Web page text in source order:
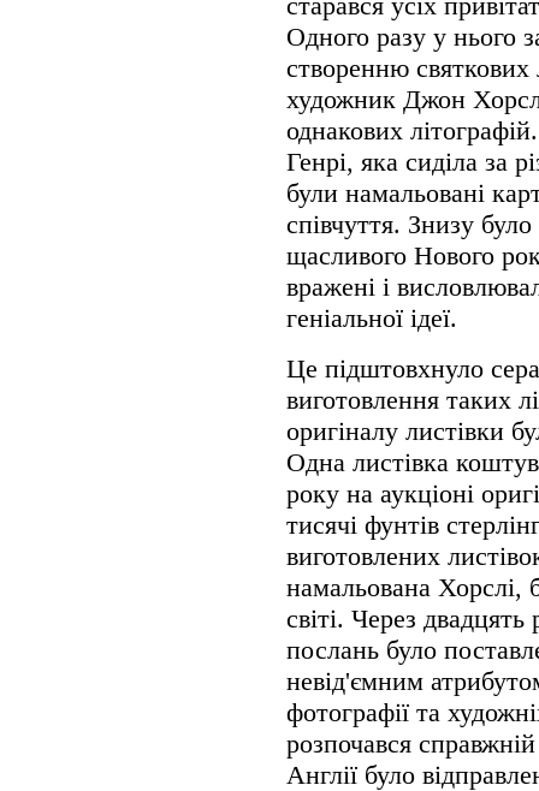
Одного разу у нього
створенню
художник Джон
однакових
Генрі, яка сиділа за
були намальовані
співчуття. Знизу
щасливого Нового
вражені і
геніальної ідеї.
Це підштовхнуло
виготовлення таких
оригіналу листівки
Одна листівка
року на аукціоні
тисячі фунтів
виготовлених
намальована Хорслі,
світі. Через
послань було
невід'ємним
фотографії та
розпочався
Англії було